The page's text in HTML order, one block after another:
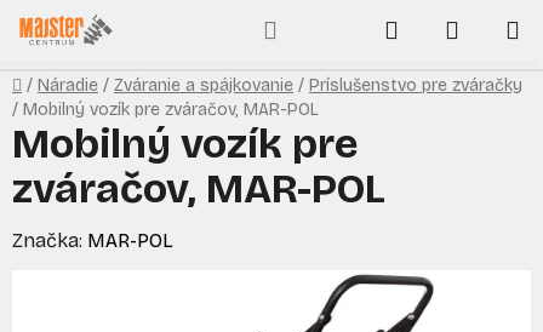
Prejsť
na
obsah
Hľadať
KOŠÍK
Domov
/ Náradie / Zváranie a spájkovanie / Príslušenstvo pre zváračky
/ Mobilný vozík pre zváračov, MAR-POL
Mobilný vozík pre
zváračov, MAR-POL
Značka: MAR-POL